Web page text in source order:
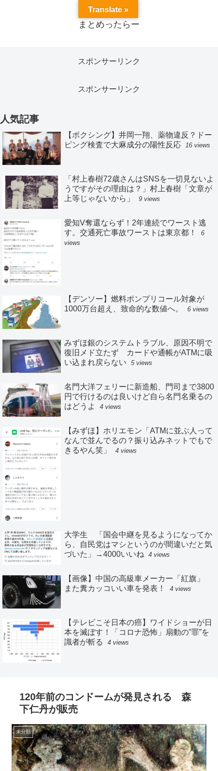
まとめったらー
スポンサーリンク
スポンサーリンク
人気記事
【ボクシング】井岡一翔、薬物違反？ドー
ピング検査で大麻成分の陽性反応
16 views
「村上春樹72歳さんはSNSを一切見ないよ
うですがその理由は？」村上春樹「文章が
上等じゃないから」
9 views
愛知V奪還ならず！2年連続でワースト逃
す。交通死亡事故ワーストは東京都！
6
views
【デンソー】燃料ポンプリコール対象が
1000万台超え、致命的な数値へ。
6 views
みずほ銀のシステムトラブル、原因不明で
復旧メド立たず カードや通帳がATMに吸
い込まれ戻らない
5 views
名門大洋フェリーに新造船、門司まで3800
円で行けるのは良いけど自ら名門名乗るの
はどうよ
4 views
【みずほ】ホリエモン「ATMに並ぶ人って
なんで並んでるの？振り込みネットでもで
きるやん笑」
4 views
大学生 「国会中継を見るようになってか
ら、自民党はマシというのが間違いだと気
づいた」→4000いいね 4 views
【画像】中国の高級車メーカー「紅旗」
また糞カッコいい車を発表！
4 views
【テレビこそ日本の癌】ワイドショーが日
本を滅ぼす！「コロナ恐怖」扇動の”罪”を
識者が斬る
4 views
120年前のコンドームが発見される 森
下仁丹が販売
未分類
Translate »